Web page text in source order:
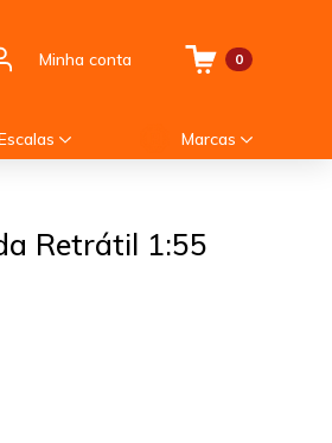
Minha conta 0
Marcas
Retrátil 1:55